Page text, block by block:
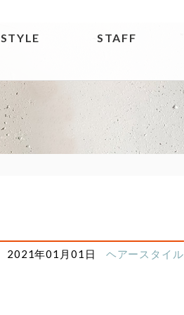
STYLE STAFF
2021年01月01日 ヘアースタイル